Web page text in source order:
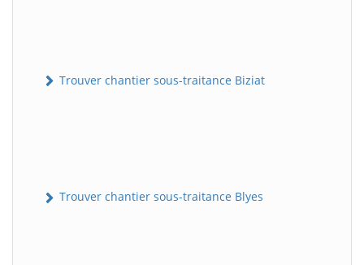
Trouver chantier sous-traitance Biziat
Trouver chantier sous-traitance Blyes